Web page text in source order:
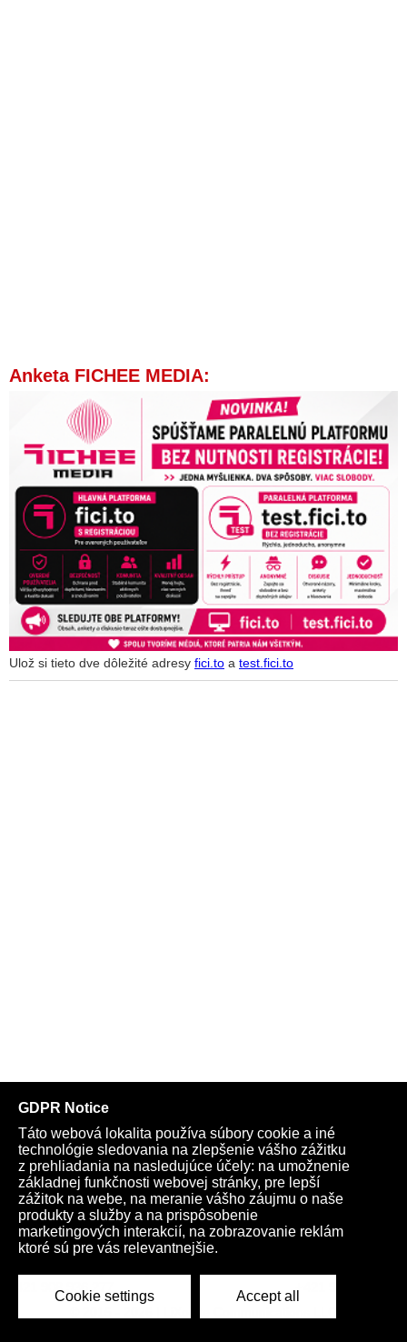
Anketa FICHEE MEDIA:
Ulož si tieto dve dôležité adresy fici.to a test.fici.to
Telegram Youtube Facebook
Archív
Obchod
TV Kardio Podporte nás
Všeobecné podmienky
+421 908 936 277
+421 950 661 116